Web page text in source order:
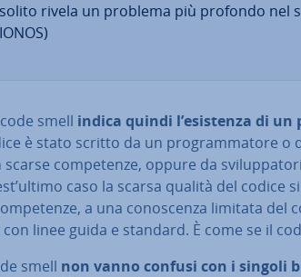
solito rivela un problema più profondo nel
IONOS)
smell indica quindi l’esistenza di
è stato scritto da un pro­gram­ma­to­re o
scarse com­pe­ten­ze, oppure da
caso la scarsa qualità del codice
a una co­no­scen­za limitata del
linee guida e standard. È come se il
smell non vanno confusi con i singoli